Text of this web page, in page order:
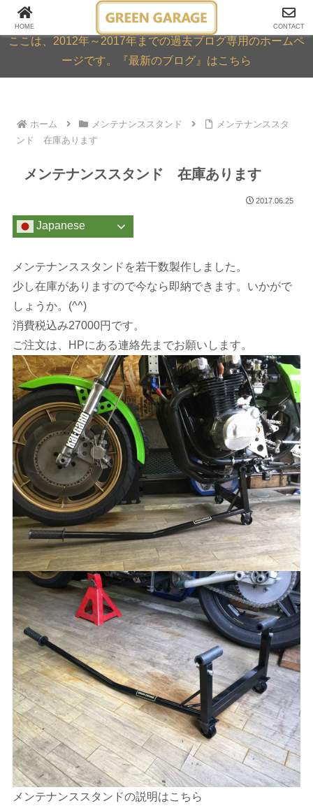
GREEN GARAGE ARCHIVE
ここは、2012年～2017年までの過去ブログ専用のホームペ
ージです。『最新のブログ』はこちら
ホーム メンテナンススタンド
メンテナンススタ
ンド 在庫あります
メンテナンススタンド 在庫あります
2017.06.25
Japanese
メンテナンススタンドを若干数製作しました。
少し在庫がありますので今なら即納できます。いかがで
しょうか。(^^)
消費税込み27000円です。
ご注文は、HPにある連絡先までお願いします。
メンテナンススタンドの説明はこちら
HOME CONTACT